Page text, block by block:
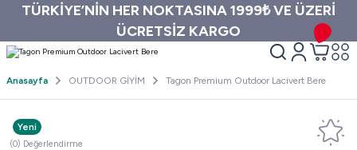
TÜRKİYE’NİN HER NOKTASINA 1999₺ VE ÜZERİ
ÜCRETSİZ KARGO
Anasayfa OUTDOOR GİYİM Tagon Premium Outdoor Lacivert Bere
Yeni
(0) Değerlendirme